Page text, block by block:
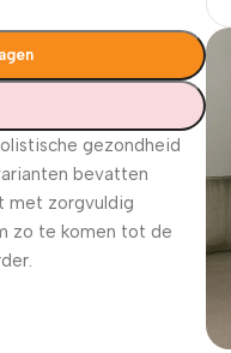
gezondheid
bevatten
met zorgvuldig
zo te komen tot de